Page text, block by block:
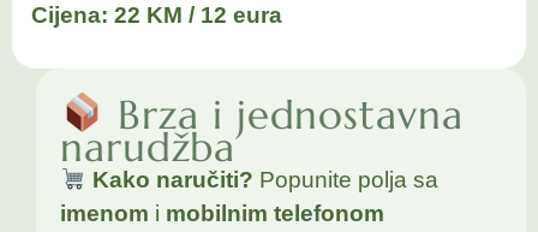
Cijena: 22 KM / 12 eura
Brza i jednostavna
narudžba
Kako naručiti? Popunite polja sa
imenom i mobilnim telefonom